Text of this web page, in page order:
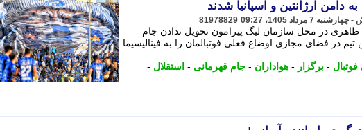
دامن آرژانتین و اسپانیا شدند
81978829
در محل سازمان لیگ پیرامون تحویل ندادن جام
تیم در فضای مجازی اوضاع فعلی فوتبالمان را به فینالیسیما
- برگزار - هواداران - جام قهرمانی - استقلال -